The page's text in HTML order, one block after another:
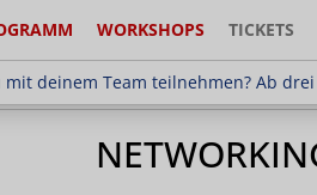
WORKSHOPS TICKETS
mit deinem Team teilnehmen? Ab
Team teilnehmen? Ab drei